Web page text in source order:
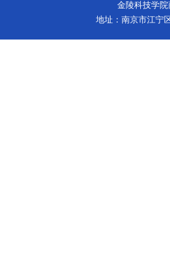
金陵科技学院
地址：南京市江宁